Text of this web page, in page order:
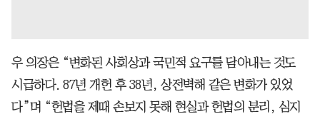
우 의장은 “변화된 사회상과 국민적 요구를 담아내는 것도
시급하다. 87년 개헌 후 38년, 상전벽해 같은 변화가 있었
다”며 “헌법을 제때 손보지 못해 현실과 헌법의 분리, 심지